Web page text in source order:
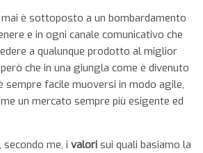
è sottoposto a un bombardamento
e in ogni canale comunicativo che
a qualunque prodotto al miglior
che in una giungla come è divenuto
sempre facile muoversi in modo agile,
un mercato sempre più esigente ed
secondo me, ivalori sui quali basiamo la